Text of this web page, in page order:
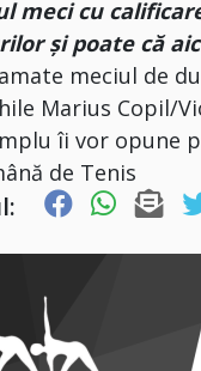
meci cu
și poate că
meciul de
Marius Copil/
îi vor opune
de Tenis